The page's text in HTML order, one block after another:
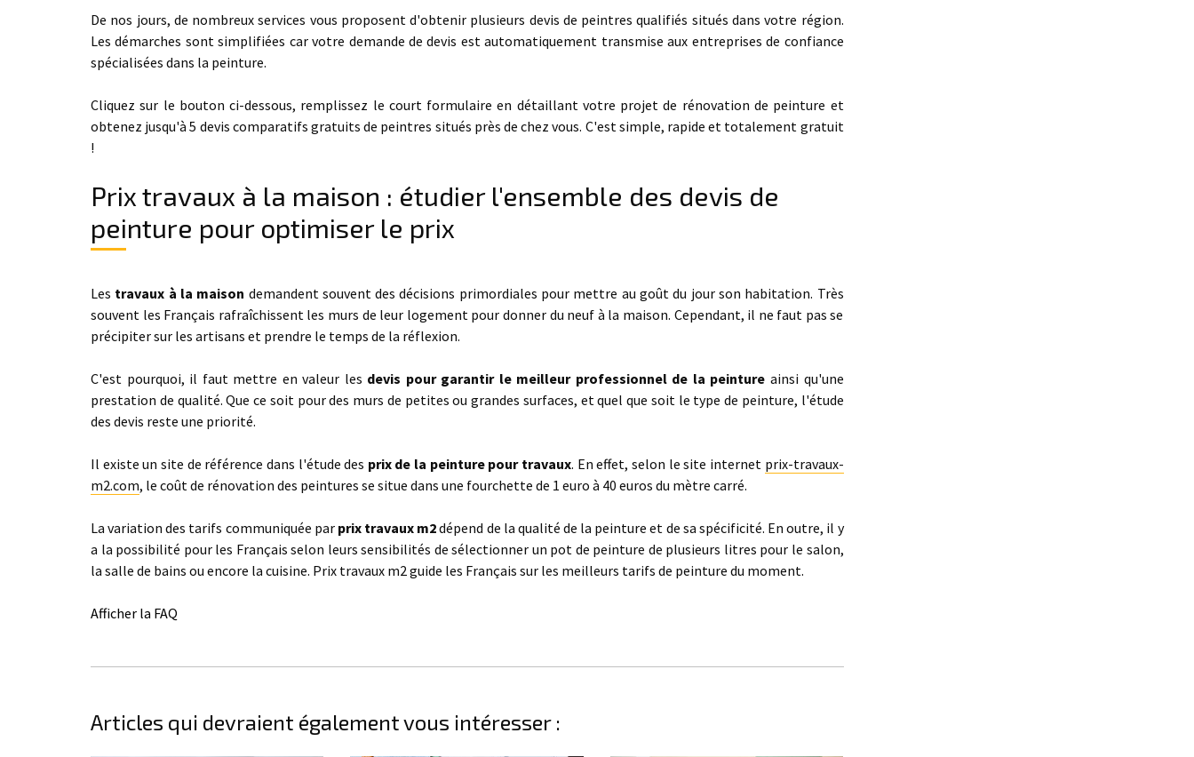
De nos jours, de nombreux services vous proposent d'obtenir plusieurs devis de peintres qualifiés situés dans votre région.
Les démarches sont simplifiées car votre demande de devis est automatiquement transmise aux entreprises de confiance
spécialisées dans la peinture.
Cliquez sur le bouton ci-dessous, remplissez le court formulaire en détaillant votre projet de rénovation de peinture et
obtenez jusqu'à 5 devis comparatifs gratuits de peintres situés près de chez vous. C'est simple, rapide et totalement gratuit
!
Prix travaux à la maison : étudier l'ensemble des devis de
peinture pour optimiser le prix
Les travaux à la maison demandent souvent des décisions primordiales pour mettre au goût du jour son habitation. Très
souvent les Français rafraîchissent les murs de leur logement pour donner du neuf à la maison. Cependant, il ne faut pas se
précipiter sur les artisans et prendre le temps de la réflexion.
C'est pourquoi, il faut mettre en valeur les devis pour garantir le meilleur professionnel de la peinture ainsi qu'une
prestation de qualité. Que ce soit pour des murs de petites ou grandes surfaces, et quel que soit le type de peinture, l'étude
des devis reste une priorité.
Il existe un site de référence dans l'étude des prix de la peinture pour travaux. En effet, selon le site internet prix-travaux-
m2.com, le coût de rénovation des peintures se situe dans une fourchette de 1 euro à 40 euros du mètre carré.
La variation des tarifs communiquée par prix travaux m2dépend de la qualité de la peinture et de sa spécificité. En outre, il y
a la possibilité pour les Français selon leurs sensibilités de sélectionner un pot de peinture de plusieurs litres pour le salon,
la salle de bains ou encore la cuisine. Prix travaux m2 guide les Français sur les meilleurs tarifs de peinture du moment.
Afficher la FAQ
Articles qui devraient également vous intéresser :